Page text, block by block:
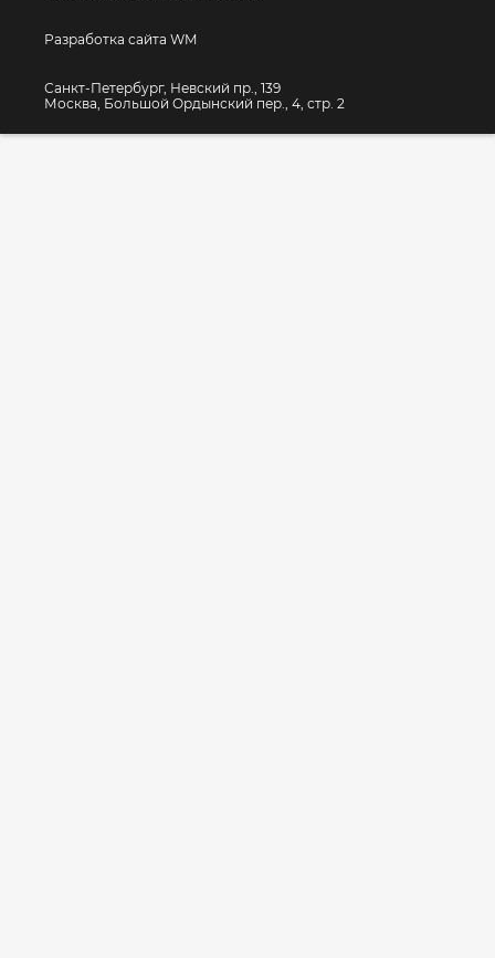
Разработка сайта WM
Санкт-Петербург, Невский пр., 139
Москва, Большой Ордынский пер., 4, стр. 2